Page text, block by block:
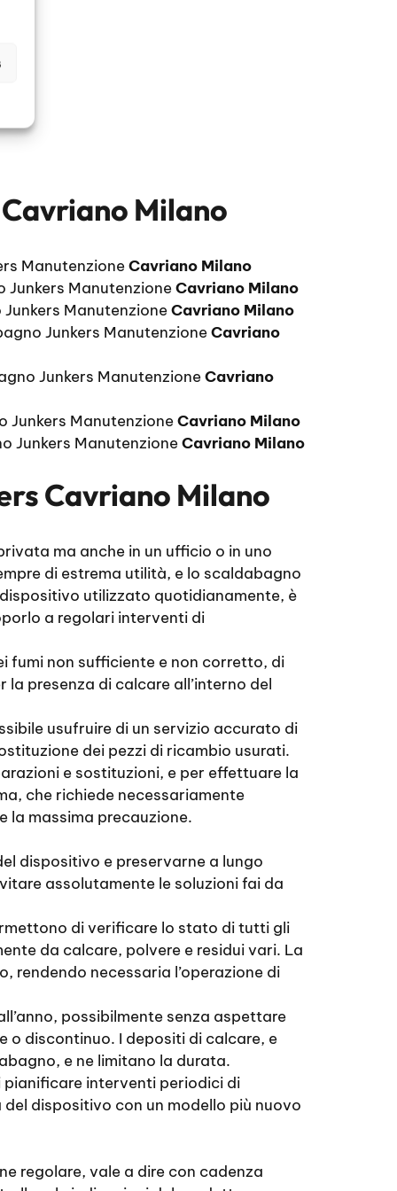
Milano
ManutenzioneCavriano Milano
Junkers ManutenzioneCavriano Milano
ManutenzioneCavriano Milano
Junkers ManutenzioneCavriano
Junkers ManutenzioneCavriano
Junkers ManutenzioneCavriano Milano
Junkers ManutenzioneCavriano Milano
Cavriano Milano
ma anche in un ufficio o in uno
di estrema utilità, e lo scaldabagno
utilizzato quotidianamente, è
a regolari interventi di
fumi non sufficiente e non corretto, di
presenza di calcare all’interno del
usufruire di un servizio accurato di
dei pezzi di ricambio usurati.
e sostituzioni, e per effettuare la
che richiede necessariamente
la massima precauzione.
dispositivo e preservarne a lungo
assolutamente le soluzioni fai da
di verificare lo stato di tutti gli
da calcare, polvere e residui vari. La
rendendo necessaria l’operazione di
possibilmente senza aspettare
o discontinuo. I depositi di calcare, e
e ne limitano la durata.
interventi periodici di
dispositivo con un modello più nuovo
regolare, vale a dire con cadenza